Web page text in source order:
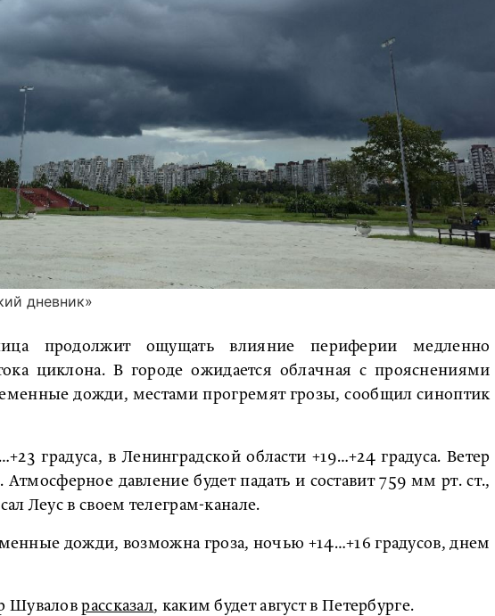
дневник»
продолжит ощущать влияние периферии медленно
циклона. В городе ожидается облачная с прояснениями
дожди, местами прогремят грозы, сообщил синоптик
градуса, в Ленинградской области +19…+24 градуса. Ветер
давление будет падать и составит 759 мм рт. ст.,
Леус в своем телеграм-канале.
дожди, возможна гроза, ночью +14…+16 градусов, днем
Шуваловрассказал, каким будет август в Петербурге.